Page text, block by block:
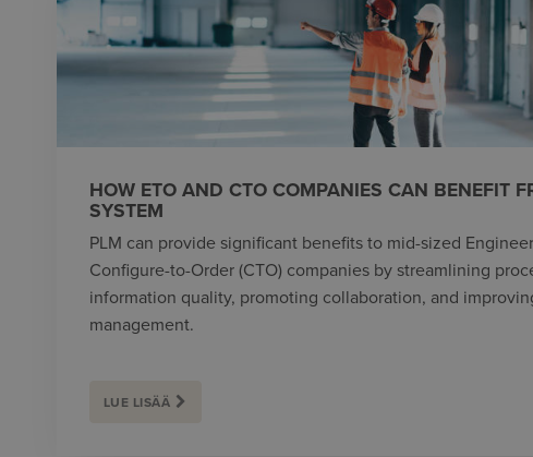
HOW ETO AND CTO COMPANIES CAN BENEFIT
SYSTEM
PLM can provide significant benefits to mid-sized
Configure-to-Order (CTO) companies by streamlining
information quality, promoting collaboration, and
management.
LUE LISÄÄ